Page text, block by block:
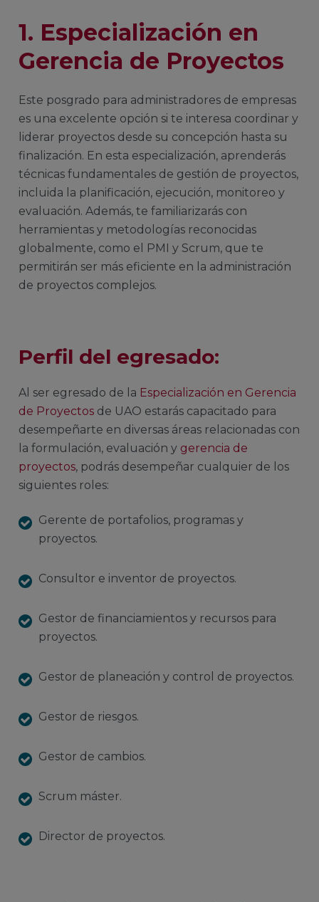
1. Especialización en
Gerencia de Proyectos
Este posgrado para administradores de empresas
es una excelente opción si te interesa coordinar y
liderar proyectos desde su concepción hasta su
finalización. En esta especialización, aprenderás
técnicas fundamentales de gestión de proyectos,
incluida la planificación, ejecución, monitoreo y
evaluación. Además, te familiarizarás con
herramientas y metodologías reconocidas
globalmente, como el PMI y Scrum, que te
permitirán ser más eficiente en la administración
de proyectos complejos.
Perfil del egresado:
Al ser egresado de la Especialización en Gerencia
de Proyectos de UAO estarás capacitado para
desempeñarte en diversas áreas relacionadas con
la formulación, evaluación y gerencia de
proyectos, podrás desempeñar cualquier de los
siguientes roles:
Gerente de portafolios, programas y
proyectos.
Consultor e inventor de proyectos.
Gestor de financiamientos y recursos para
proyectos.
Gestor de planeación y control de proyectos.
Gestor de riesgos.
Gestor de cambios.
Scrum máster.
Director de proyectos.